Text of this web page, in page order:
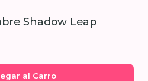
Shadow Leap
al Carro